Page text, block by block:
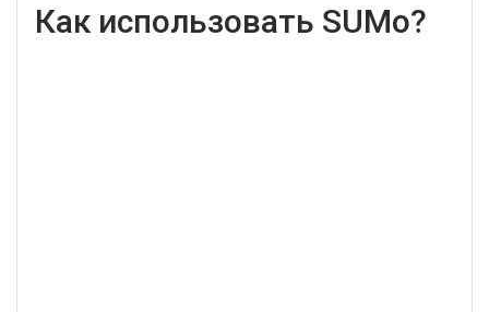
Как использовать SUMo?